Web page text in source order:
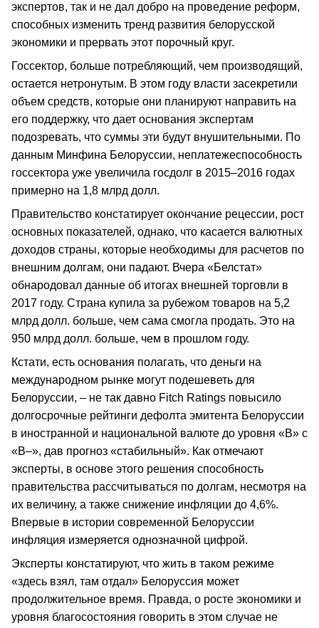
экспертов, так и не дал добро на проведение реформ,
способных изменить тренд развития белорусской
экономики и прервать этот порочный круг.
Госсектор, больше потребляющий, чем производящий,
остается нетронутым. В этом году власти засекретили
объем средств, которые они планируют направить на
его поддержку, что дает основания экспертам
подозревать, что суммы эти будут внушительными. По
данным Минфина Белоруссии, неплатежеспособность
госсектора уже увеличила госдолг в 2015–2016 годах
примерно на 1,8 млрд долл.
Правительство констатирует окончание рецессии, рост
основных показателей, однако, что касается валютных
доходов страны, которые необходимы для расчетов по
внешним долгам, они падают. Вчера «Белстат»
обнародовал данные об итогах внешней торговли в
2017 году. Страна купила за рубежом товаров на 5,2
млрд долл. больше, чем сама смогла продать. Это на
950 млрд долл. больше, чем в прошлом году.
Кстати, есть основания полагать, что деньги на
международном рынке могут подешеветь для
Белоруссии, – не так давно Fitch Ratings повысило
долгосрочные рейтинги дефолта эмитента Белоруссии
в иностранной и национальной валюте до уровня «B» с
«B–», дав прогноз «стабильный». Как отмечают
эксперты, в основе этого решения способность
правительства рассчитываться по долгам, несмотря на
их величину, а также снижение инфляции до 4,6%.
Впервые в истории современной Белоруссии
инфляция измеряется однозначной цифрой.
Эксперты констатируют, что жить в таком режиме
«здесь взял, там отдал» Белоруссия может
продолжительное время. Правда, о росте экономики и
уровня благосостояния говорить в этом случае не